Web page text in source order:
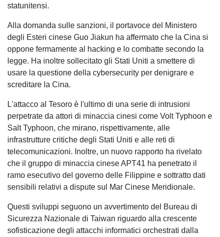
statunitensi.
Alla domanda sulle sanzioni, il portavoce del Ministero
degli Esteri cinese Guo Jiakun ha affermato che la Cina si
oppone fermamente al hacking e lo combatte secondo la
legge. Ha inoltre sollecitato gli Stati Uniti a smettere di
usare la questione della cybersecurity per denigrare e
screditare la Cina.
L'attacco al Tesoro è l'ultimo di una serie di intrusioni
perpetrate da attori di minaccia cinesi come Volt Typhoon e
Salt Typhoon, che mirano, rispettivamente, alle
infrastrutture critiche degli Stati Uniti e alle reti di
telecomunicazioni. Inoltre, un nuovo rapporto ha rivelato
che il gruppo di minaccia cinese APT41 ha penetrato il
ramo esecutivo del governo delle Filippine e sottratto dati
sensibili relativi a dispute sul Mar Cinese Meridionale.
Questi sviluppi seguono un avvertimento del Bureau di
Sicurezza Nazionale di Taiwan riguardo alla crescente
sofisticazione degli attacchi informatici orchestrati dalla